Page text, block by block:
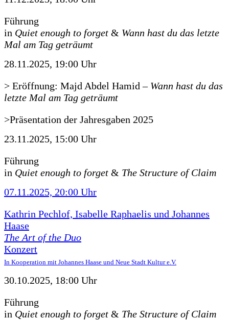
Führung
in Quiet enough to forget & Wann hast du das letzte
Mal am Tag geträumt
28.11.2025, 19:00 Uhr
> Eröffnung: Majd Abdel Hamid – Wann hast du das
letzte Mal am Tag geträumt
>Präsentation der Jahresgaben 2025
23.11.2025, 15:00 Uhr
Führung
in Quiet enough to forget & The Structure of Claim
07.11.2025, 20:00 Uhr
Kathrin Pechlof, Isabelle Raphaelis und Johannes
Haase
The Art of the Duo
Konzert
In Kooperation mit Johannes Haase und Neue Stadt Kultur e.V.
30.10.2025, 18:00 Uhr
Führung
in Quiet enough to forget & The Structure of Claim